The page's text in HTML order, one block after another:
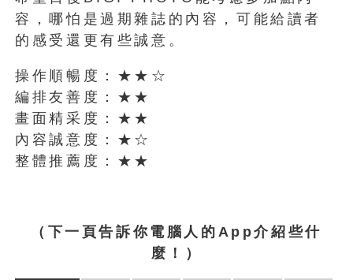
容，哪怕是過期雜誌的內容，可能給讀者
的感受還更有些誠意。
操作順暢度：★★☆
編排友善度：★★
畫面精采度：★★
內容誠意度：★☆
整體推薦度：★★
（ 下一頁告訴你電腦人的App介紹些什
麼！）